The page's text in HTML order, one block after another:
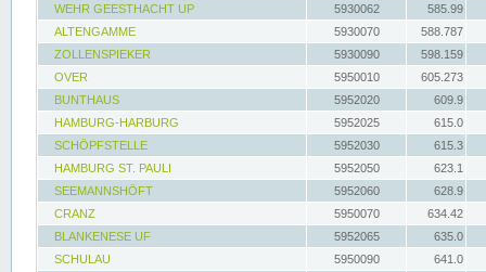
WEHR GEESTHACHT UP
5930062
585.99
ALTENGAMME
5930070
588.787
ZOLLENSPIEKER
5930090
598.159
OVER
5950010
605.273
BUNTHAUS
5952020
609.9
HAMBURG-HARBURG
5952025
615.0
SCHÖPFSTELLE
5952030
615.3
HAMBURG ST. PAULI
5952050
623.1
SEEMANNSHÖFT
5952060
628.9
CRANZ
5950070
634.42
BLANKENESE UF
5952065
635.0
SCHULAU
5950090
641.0